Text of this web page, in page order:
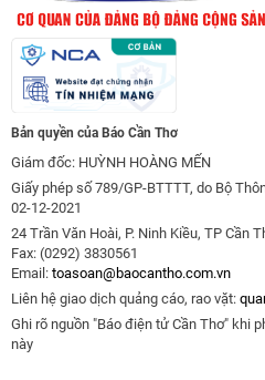
Bản quyền của Báo Cần Thơ
Giám đốc: HUỲNH HOÀNG MẾN
Giấy phép số 789/GP-BTTTT, do Bộ
02-12-2021
24 Trần Văn Hoài, P. Ninh Kiều, TP Cần
Fax: (0292) 3830561
Email: toasoan@baocantho.com.vn
Liên hệ giao dịch quảng cáo, rao vặt:
Ghi rõ nguồn "Báo điện tử Cần Thơ" khi
này